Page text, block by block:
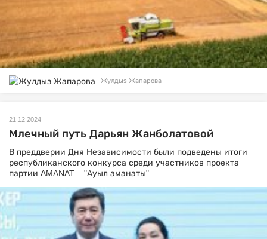
Жулдыз Жапарова
21.12.2024
Млечный путь Дарьян Жанболатовой
В преддверии Дня Независимости были подведены итоги
республиканского конкурса среди участников проекта
партии AMANAT – "Ауыл аманаты".